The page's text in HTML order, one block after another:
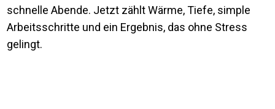
schnelle Abende. Jetzt zählt Wärme, Tiefe, simple
Arbeitsschritte und ein Ergebnis, das ohne Stress
gelingt.